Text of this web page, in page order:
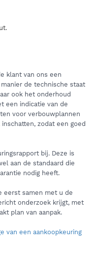
klant van ons een
de technische staat
ook het onderhoud
een indicatie van de
voor verbouwplannen
zodat een goed
bij. Deze is
aan de standaard die
nodig heeft.
eerst samen met u de
onderzoek krijgt, met
plan van aanpak.
van een aankoopkeuring